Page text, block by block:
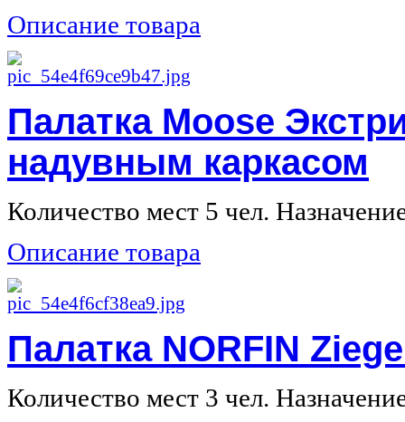
Описание товара
Палатка Moose
надувным каркасом
Количество мест 5 чел.
Описание товара
Палатка NORFIN
Количество мест 3 чел.